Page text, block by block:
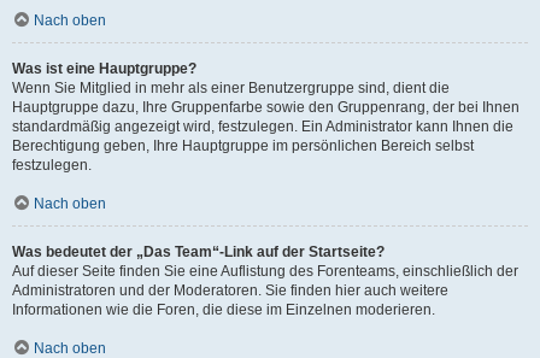
Nach oben
Was ist eine Hauptgruppe?
Wenn Sie Mitglied in mehr als einer Benutzergruppe sind, dient die
Hauptgruppe dazu, Ihre Gruppenfarbe sowie den Gruppenrang, der bei Ihnen
standardmäßig angezeigt wird, festzulegen. Ein Administrator kann Ihnen die
Berechtigung geben, Ihre Hauptgruppe im persönlichen Bereich selbst
festzulegen.
Nach oben
Was bedeutet der „Das Team“-Link auf der Startseite?
Auf dieser Seite finden Sie eine Auflistung des Forenteams, einschließlich der
Administratoren und der Moderatoren. Sie finden hier auch weitere
Informationen wie die Foren, die diese im Einzelnen moderieren.
Nach oben